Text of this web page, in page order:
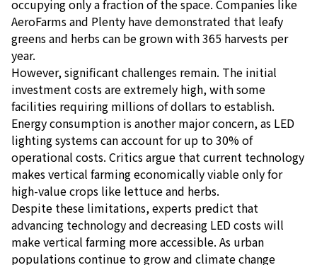
occupying only a fraction of the space. Companies like
AeroFarms and Plenty have demonstrated that leafy
greens and herbs can be grown with 365 harvests per
year.
However, significant challenges remain. The initial
investment costs are extremely high, with some
facilities requiring millions of dollars to establish.
Energy consumption is another major concern, as LED
lighting systems can account for up to 30% of
operational costs. Critics argue that current technology
makes vertical farming economically viable only for
high-value crops like lettuce and herbs.
Despite these limitations, experts predict that
advancing technology and decreasing LED costs will
make vertical farming more accessible. As urban
populations continue to grow and climate change